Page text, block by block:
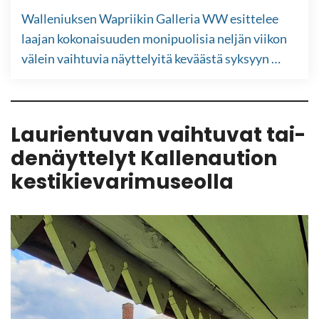
Walleniuksen Wapriikin Gal­le­ria WW esit­te­lee
laa­jan ko­ko­nai­suu­den mo­ni­puo­li­sia nel­jän vii­kon
vä­lein vaih­tu­via näyt­te­lyi­tä ke­vääs­tä syk­syyn …
Lau­rien­tu­van vaih­tu­vat tai­
de­näyt­te­lyt Kal­le­nau­tion
kes­ti­kie­va­ri­museol­la